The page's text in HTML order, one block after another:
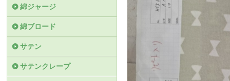
綿ジャージ
綿ブロード
サテン
サテンクレープ